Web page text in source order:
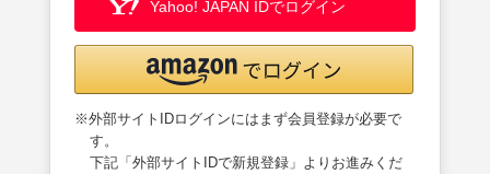
Yahoo! JAPAN IDでログイン
※外部サイトIDログインにはまず会員登録が必要で
す。
下記「外部サイトIDで新規登録」よりお進みくだ